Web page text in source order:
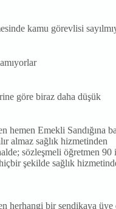
kamu görevlisi
göre biraz daha düşük
hemen Emekli Sandığına
almaz sağlık hizmetinden
sözleşmeli öğretmen 90
şekilde sağlık
herhangi bir sendikaya